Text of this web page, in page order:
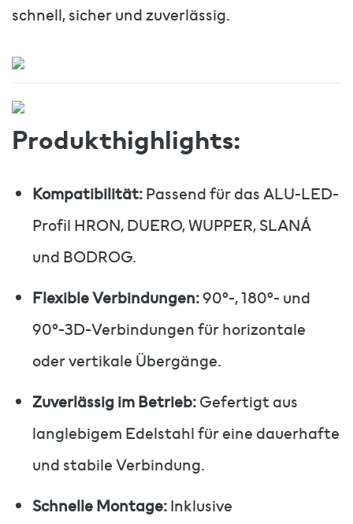
schnell, sicher und zuverlässig.
Produkthighlights:
Kompatibilität:Passend für das ALU-LED-
Profil HRON, DUERO, WUPPER, SLANÁ
und BODROG.
Flexible Verbindungen:90°-, 180°- und
90°-3D-Verbindungen für horizontale
oder vertikale Übergänge.
Zuverlässig im Betrieb:Gefertigt aus
langlebigem Edelstahl für eine dauerhafte
und stabile Verbindung.
Schnelle Montage:Inklusive